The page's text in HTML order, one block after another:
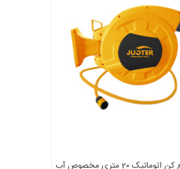
شیلنگ جمع کن اتوماتیک 20 متری مخصوص آب